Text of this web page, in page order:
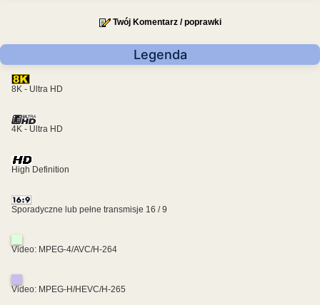
Twój Komentarz / poprawki
Legenda
8K - Ultra HD
4K - Ultra HD
High Definition
Sporadyczne lub pełne transmisje 16 / 9
Video: MPEG-4/AVC/H-264
Video: MPEG-H/HEVC/H-265